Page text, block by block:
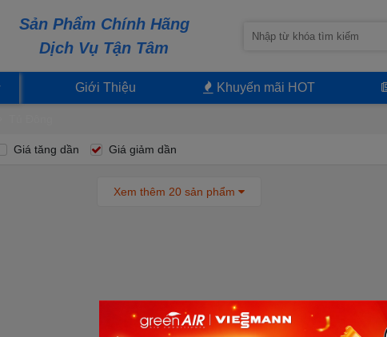
Sản Phẩm Chính Hãng
Dịch Vụ Tận Tâm
Giới Thiệu Khuyến mãi HOT
Giá tăng dần Giá giảm dần
Xem thêm 20 sản phẩm